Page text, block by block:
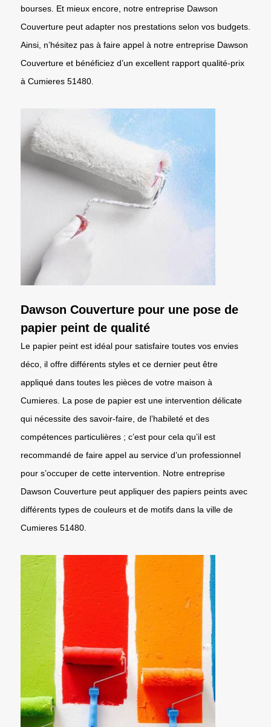
bourses. Et mieux encore, notre entreprise Dawson
Couverture peut adapter nos prestations selon vos budgets.
Ainsi, n’hésitez pas à faire appel à notre entreprise Dawson
Couverture et bénéficiez d’un excellent rapport qualité-prix
à Cumieres 51480.
Dawson Couverture pour une pose de
papier peint de qualité
Le papier peint est idéal pour satisfaire toutes vos envies
déco, il offre différents styles et ce dernier peut être
appliqué dans toutes les pièces de votre maison à
Cumieres. La pose de papier est une intervention délicate
qui nécessite des savoir-faire, de l’habileté et des
compétences particulières ; c’est pour cela qu’il est
recommandé de faire appel au service d’un professionnel
pour s’occuper de cette intervention. Notre entreprise
Dawson Couverture peut appliquer des papiers peints avec
différents types de couleurs et de motifs dans la ville de
Cumieres 51480.